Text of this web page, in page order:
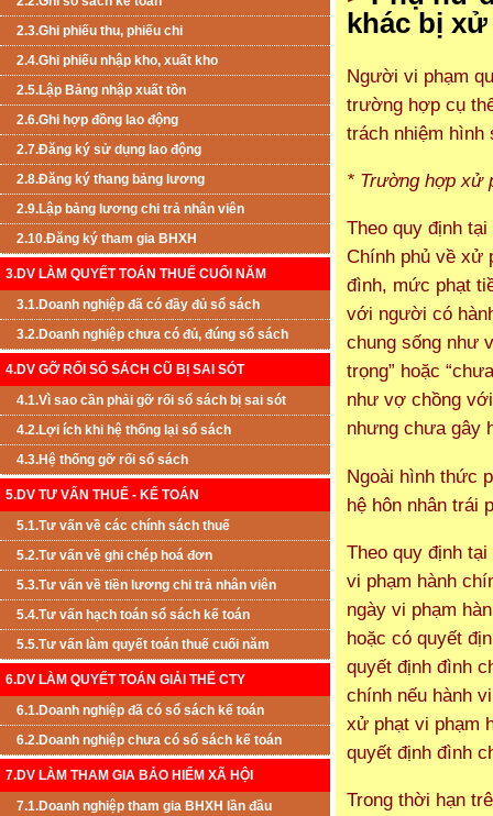
2.3.Ghi phiếu thu, phiếu chi
2.4.Ghi phiếu nhập kho, xuất kho
2.5.Lập Bảng nhập xuất tồn
2.6.Ghi hợp đồng lao động
2.7.Đăng ký sử dụng lao động
2.8.Đăng ký thang bảng lương
2.9.Lập bảng lương chi trả nhân viên
2.10.Đăng ký tham gia BHXH
3.DV LÀM QUYẾT TOÁN THUẾ CUỐI NĂM
3.1.Doanh nghiệp đã có đầy đủ sổ sách
3.2.Doanh nghiệp chưa có đủ, đúng sổ sách
4.DV GỠ RỐI SỔ SÁCH CŨ BỊ SAI SÓT
4.1.Vì sao cần phải gỡ rối sổ sách bị sai sót
4.2.Lợi ích khi hệ thống lại sổ sách
4.3.Hệ thống gỡ rối sổ sách
5.DV TƯ VẤN THUẾ - KẾ TOÁN
5.1.Tư vấn về các chính sách thuế
5.2.Tư vấn về ghi chép hoá đơn
5.3.Tư vấn về tiền lương chi trả nhân viên
5.4.Tư vấn hạch toán sổ sách kế toán
5.5.Tư vấn làm quyết toán thuế cuối năm
6.DV LÀM QUYẾT TOÁN GIẢI THỂ CTY
6.1.Doanh nghiệp đã có sổ sách kế toán
6.2.Doanh nghiệp chưa có sổ sách kế toán
7.DV LÀM THAM GIA BẢO HIỂM XÃ HỘI
7.1.Doanh nghiệp tham gia BHXH lần đầu
khác bị
Người vi phạm
trường hợp cụ
trách nhiệm hình
* Trường hợp xử
Theo quy định
Chính phủ về xử
đình, mức phạt
với người có
chung sống như
trọng” hoặc
như vợ chồng
nhưng chưa gây
Ngoài hình thức
hệ hôn nhân trái
Theo quy định
vi phạm hành
ngày vi phạm
hoặc có quyết
quyết định đình
chính nếu hành
xử phạt vi phạm
quyết định đình
Trong thời hạn